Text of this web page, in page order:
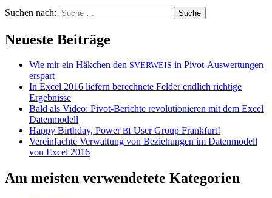
Suchen nach:
Neueste Beiträge
Wie mir ein Häkchen den SVERWEIS in Pivot-Auswertungen
erspart
In Excel 2016 liefern berechnete Felder endlich richtige
Ergebnisse
Bald als Video: Pivot-Berichte revolutionieren mit dem Excel
Datenmodell
Happy Birthday, PowerBI User Group Frankfurt!
Vereinfachte Verwaltung von Beziehungen im Datenmodell
von Excel 2016
Am meisten verwendetete Kategorien